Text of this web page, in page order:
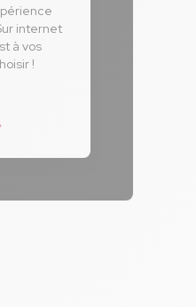
internet
à vos
!